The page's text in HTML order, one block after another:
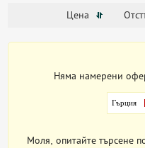
Цена
Няма намерени
Гърция
Моля, опитайте търсене